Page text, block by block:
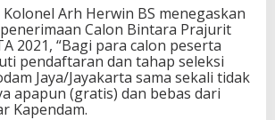
Kolonel Arh Herwin BS menegaskan
Calon Bintara Prajurit
2021, “Bagi para calon peserta
pendaftaran dan tahap seleksi
Jaya/Jayakarta sama sekali tidak
apapun (gratis) dan bebas dari
Kapendam.